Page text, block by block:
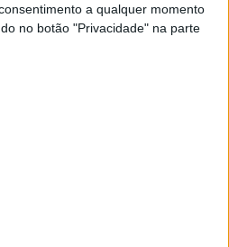
a qualquer momento
no botão "Privacidade" na parte
Cinco abalos sísmicos